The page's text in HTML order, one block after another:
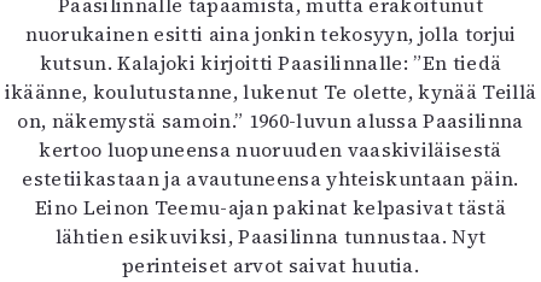
nuorukainen esitti aina jonkin tekosyyn, jolla torjui
kutsun. Kalajoki kirjoitti Paasilinnalle: ”En tiedä
ikäänne, koulutustanne, lukenut Te olette, kynää Teillä
on, näkemystä samoin.” 1960-luvun alussa Paasilinna
kertoo luopuneensa nuoruuden vaaskiviläisestä
estetiikastaan ja avautuneensa yhteiskuntaan päin.
Eino Leinon Teemu-ajan pakinat kelpasivat tästä
lähtien esikuviksi, Paasilinna tunnustaa. Nyt
perinteiset arvot saivat huutia.